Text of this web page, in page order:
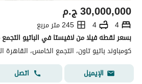
ج.م30,000,000
4
4
245 متر مربع
كومباوند باتيو تاون، التجمع الخامس، القاهرة
الإيميل
اتصل